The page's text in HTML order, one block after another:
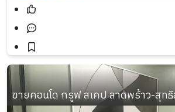
ขายคอนโด กรูฟ สเคป ลาดพร้าว-สุท